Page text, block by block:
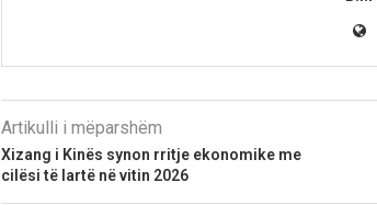
Artikulli i mëparshëm
Xizang i Kinës synon rritje ekonomike me
cilësi të lartë në vitin 2026